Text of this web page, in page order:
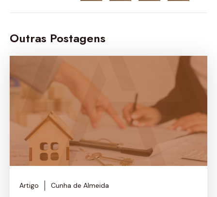
Outras Postagens
Artigo Cunha de Almeida